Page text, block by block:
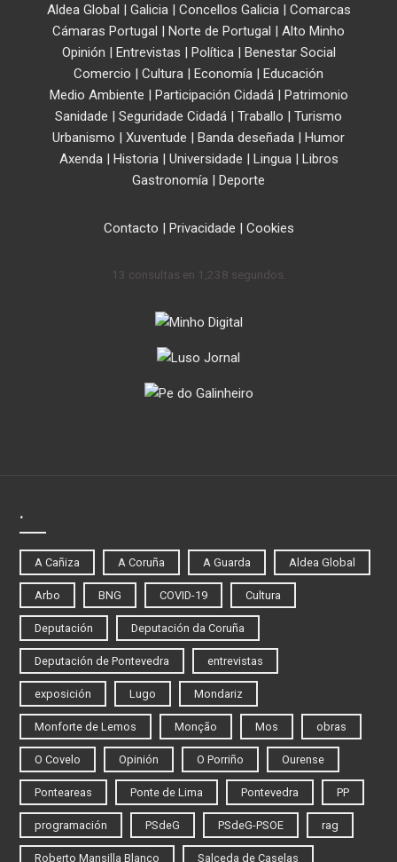
Aldea Global | Galicia| Concellos Galicia| Comarcas
Cámaras Portugal | Norte de Portugal | Alto Minho
Opinión | Entrevistas | Política| Benestar Social
Comercio | Cultura | Economía | Educación
Medio Ambiente | Participación Cidadá| Patrimonio
Sanidade | Seguridade Cidadá | Traballo | Turismo
Urbanismo | Xuventude | Banda deseñada | Humor
Axenda| Historia| Universidade | Lingua| Libros
Gastronomía | Deporte
Contacto | Privacidade | Cookies
13 consultas en 1,238 segundos.
.
A Cañiza A Coruña A Guarda Aldea Global
Arbo BNG COVID-19 Cultura
Deputación Deputación da Coruña
Deputación de Pontevedra entrevistas
exposición Lugo Mondariz
Monforte de Lemos Monção Mos obras
O Covelo Opinión O Porriño Ourense
Ponteareas Ponte de Lima Pontevedra PP
programación PSdeG PSdeG-PSOE rag
Roberto Mansilla Blanco Salceda de Caselas